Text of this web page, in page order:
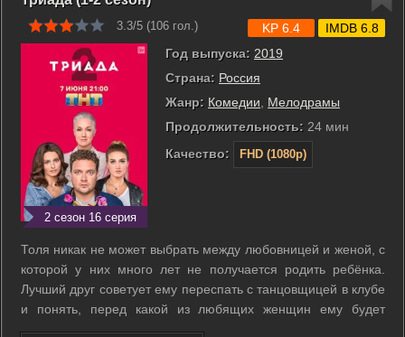
3.3/5 (106 гол.)
2 сезон 16 серия
Год выпуска: 2019
Страна: Россия
Жанр: Комедии
Мелодрамы
Продолжительность: 24 мин
Качество:
FHD (1080p)
KP 6.4 IMDB 6.8
Толя никак не может выбрать между любовницей и женой, с
которой у них много лет не получается родить ребёнка.
Лучший друг советует ему переспать с танцовщицей в клубе
и понять, перед какой из любящих женщин ему будет
стыдно. Толя решает последовать совету… и через